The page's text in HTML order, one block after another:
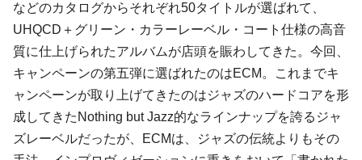
などのカタログからそれぞれ50タイトルが選ばれて、
UHQCD＋グリーン・カラーレーベル・コート仕様の高音
質に仕上げられたアルバムが店頭を賑わしてきた。今回、
キャンペーンの第五弾に選ばれたのはECM。これまでキ
ャンペーンが取り上げてきたのはジャズのハードコアを形
成してきたNothing but Jazz的なラインナップを誇るジャ
ズレーベルだったが、ECMは、ジャズの伝統よりもその